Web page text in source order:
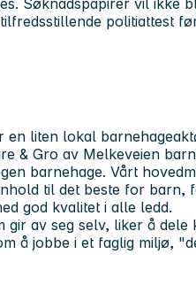
Søknadspapirer vil ikke
politiattest
en liten lokal
& Gro av Melkeveien
barnehage. Vårt
til det beste for barn,
god kvalitet i alle ledd.
gir av seg selv, liker å
å jobbe i et faglig miljø,